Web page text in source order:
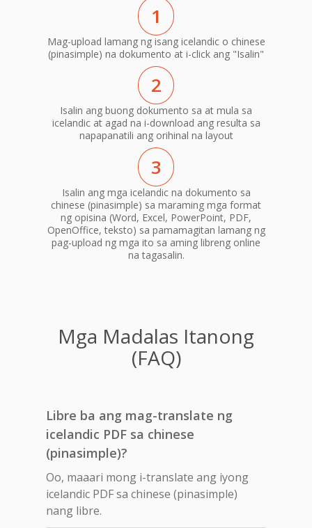
1
Mag-upload lamang ng isang icelandic o chinese
(pinasimple) na dokumento at i-click ang "Isalin"
2
Isalin ang buong dokumento sa at mula sa
icelandic at agad na i-download ang resulta sa
napapanatili ang orihinal na layout
3
Isalin ang mga icelandic na dokumento sa
chinese (pinasimple) sa maraming mga format
ng opisina (Word, Excel, PowerPoint, PDF,
OpenOffice, teksto) sa pamamagitan lamang ng
pag-upload ng mga ito sa aming libreng online
na tagasalin.
Mga Madalas Itanong
(FAQ)
Libre ba ang mag-translate ng
icelandic PDF sa chinese
(pinasimple)?
Oo, maaari mong i-translate ang iyong
icelandic PDF sa chinese (pinasimple)
nang libre.